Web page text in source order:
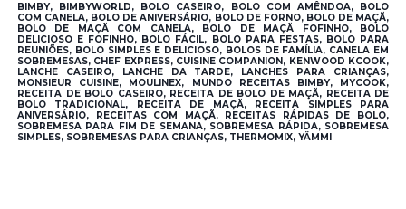
BIMBY, BIMBYWORLD, BOLO CASEIRO, BOLO COM AMÊNDOA, BOLO
COM CANELA, BOLO DE ANIVERSÁRIO, BOLO DE FORNO, BOLO DE MAÇÃ,
BOLO DE MAÇÃ COM CANELA, BOLO DE MAÇÃ FOFINHO, BOLO
DELICIOSO E FOFINHO, BOLO FÁCIL, BOLO PARA FESTAS, BOLO PARA
REUNIÕES, BOLO SIMPLES E DELICIOSO, BOLOS DE FAMÍLIA, CANELA EM
SOBREMESAS, CHEF EXPRESS, CUISINE COMPANION, KENWOOD KCOOK,
LANCHE CASEIRO, LANCHE DA TARDE, LANCHES PARA CRIANÇAS,
MONSIEUR CUISINE, MOULINEX, MUNDO RECEITAS BIMBY, MYCOOK,
RECEITA DE BOLO CASEIRO, RECEITA DE BOLO DE MAÇÃ, RECEITA DE
BOLO TRADICIONAL, RECEITA DE MAÇÃ, RECEITA SIMPLES PARA
ANIVERSÁRIO, RECEITAS COM MAÇÃ, RECEITAS RÁPIDAS DE BOLO,
SOBREMESA PARA FIM DE SEMANA, SOBREMESA RÁPIDA, SOBREMESA
SIMPLES, SOBREMESAS PARA CRIANÇAS, THERMOMIX, YÄMMI